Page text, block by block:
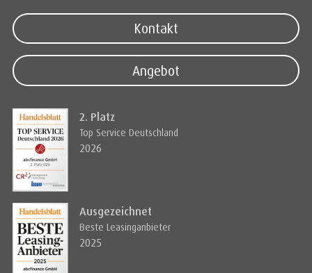
Kontakt
Angebot
2. Platz
Top Service Deutschland
2026
Ausgezeichnet
Beste Leasinganbieter
2025